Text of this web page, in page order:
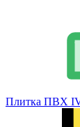
Плитка ПВХ